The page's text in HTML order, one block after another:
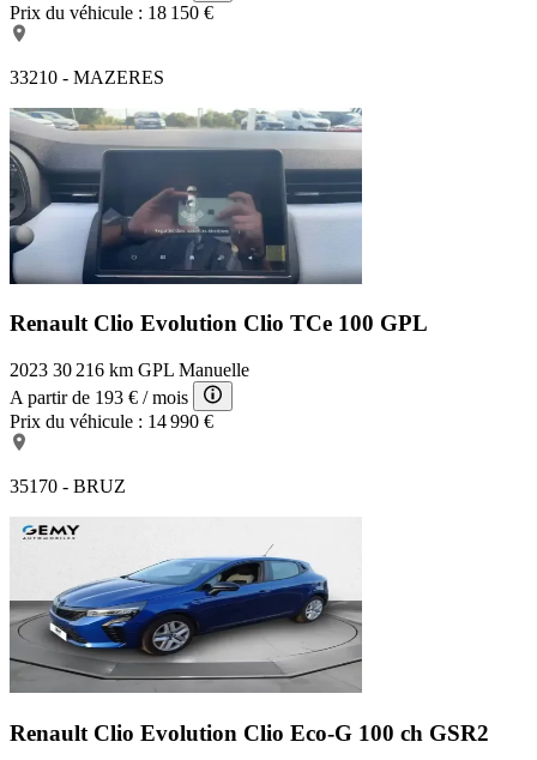
Prix du véhicule : 18 150 €
33210 - MAZERES
Renault Clio Evolution Clio TCe 100 GPL
2023 30 216 km GPL Manuelle
A partir de 193 € / mois
Prix du véhicule : 14 990 €
35170 - BRUZ
Renault Clio Evolution Clio Eco-G 100 ch GSR2